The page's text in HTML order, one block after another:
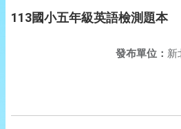
113國小五年級英語檢測題本
發布單位： 新